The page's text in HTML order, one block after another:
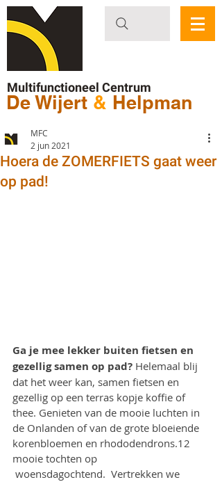
Multifunctioneel Centrum
De Wijert & Helpman
Hoera de ZOMERFIETS gaat weer
op pad!
MFC
2 jun 2021
Ga je mee lekker buiten fietsen en
gezellig samen op pad? Helemaal blij
dat het weer kan, samen fietsen en
gezellig op een terras kopje koffie of
thee. Genieten van de mooie luchten in
de Onlanden of van de grote bloeiende
korenbloemen en rhododendrons.12
mooie tochten op
woensdagochtend.  Vertrekken we